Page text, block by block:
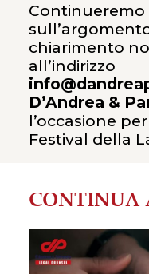
chiarimento
all’indirizzo
D’Andrea &
l’occasione
Festival della
CONTINUA